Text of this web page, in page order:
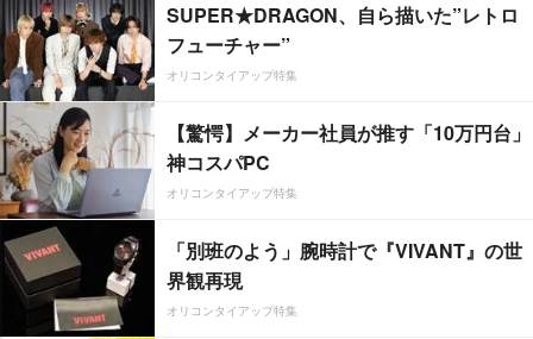
SUPER★DRAGON、自ら描いた”レトロ
フューチャー”
オリコンタイアップ特集
【驚愕】メーカー社員が推す「10万円台」
神コスパPC
オリコンタイアップ特集
「別班のよう」腕時計で『VIVANT』の世
界観再現
オリコンタイアップ特集